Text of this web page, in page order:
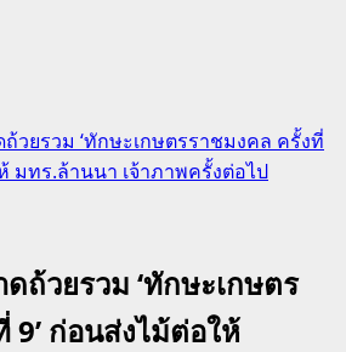
วยรวม ‘ทักษะเกษตรราชมงคล ครั้งที่
มทร.ล้านนา เจ้าภาพครั้งต่อไป
ถ้วยรวม ‘ทักษะเกษตร
9’ ก่อนส่งไม้ต่อให้